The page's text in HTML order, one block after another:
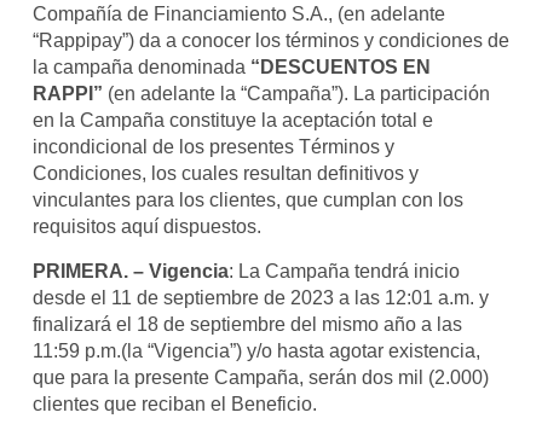
Compañía de Financiamiento S.A., (en adelante
“Rappipay”) da a conocer los términos y condiciones de
la campaña denominada “DESCUENTOS EN
RAPPI” (en adelante la “Campaña”). La participación
en la Campaña constituye la aceptación total e
incondicional de los presentes Términos y
Condiciones, los cuales resultan definitivos y
vinculantes para los clientes, que cumplan con los
requisitos aquí dispuestos.
PRIMERA. – Vigencia: La Campaña tendrá inicio
desde el 11 de septiembre de 2023 a las 12:01 a.m. y
finalizará el 18 de septiembre del mismo año a las
11:59 p.m.(la “Vigencia”) y/o hasta agotar existencia,
que para la presente Campaña, serán dos mil (2.000)
clientes que reciban el Beneficio.